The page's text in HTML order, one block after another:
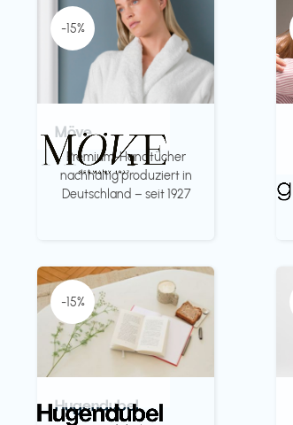
-15%
Möve
Premium-Handtücher
nachhaltig produziert in
Deutschland – seit 1927
-15%
Hugendubel